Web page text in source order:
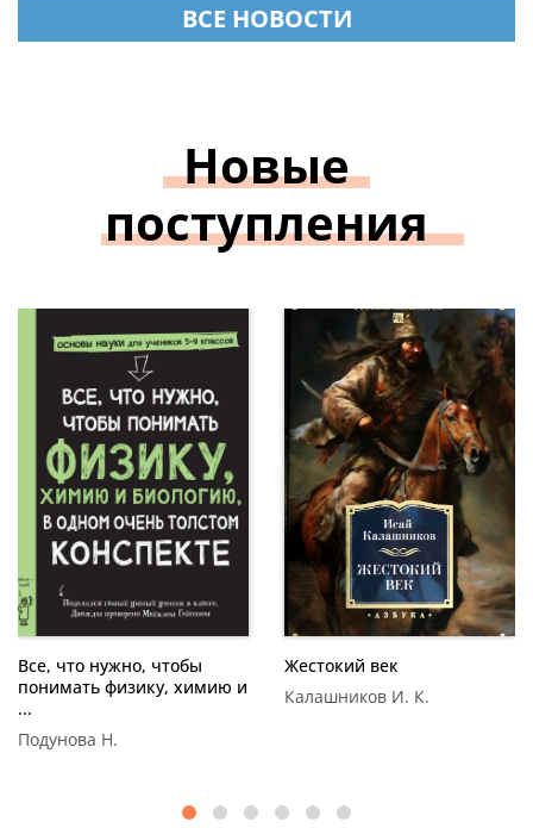
ВСЕ НОВОСТИ
Новые
поступления
Все, что нужно, чтобы
понимать физику,
химию и ...
Подунова Н.
Все, что нужно, чтобы
понимать физику, химию и
...
Подунова Н.
Жестокий век
Калашников И. К.
Жестокий век
Калашников И. К.